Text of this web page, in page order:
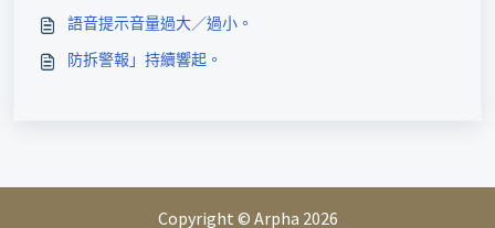
語音提示音量過大／過小。
防拆警報」持續響起。
Copyright © Arpha 2026